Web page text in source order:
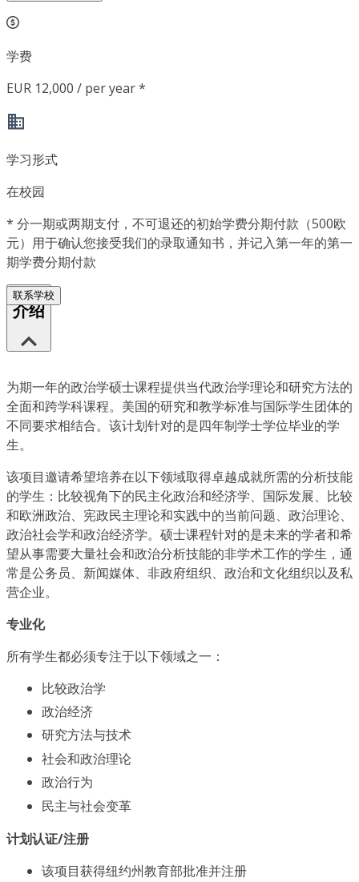
学费
EUR 12,000 / per year *
学习形式
在校园
* 分一期或两期支付，不可退还的初始学费分期付款（500欧
元）用于确认您接受我们的录取通知书，并记入第一年的第一
期学费分期付款
联系学校
介绍
为期一年的政治学硕士课程提供当代政治学理论和研究方法的
全面和跨学科课程。美国的研究和教学标准与国际学生团体的
不同要求相结合。该计划针对的是四年制学士学位毕业的学
生。
该项目邀请希望培养在以下领域取得卓越成就所需的分析技能
的学生：比较视角下的民主化政治和经济学、国际发展、比较
和欧洲政治、宪政民主理论和实践中的当前问题、政治理论、
政治社会学和政治经济学。硕士课程针对的是未来的学者和希
望从事需要大量社会和政治分析技能的非学术工作的学生，通
常是公务员、新闻媒体、非政府组织、政治和文化组织以及私
营企业。
专业化
所有学生都必须专注于以下领域之一：
比较政治学
政治经济
研究方法与技术
社会和政治理论
政治行为
民主与社会变革
计划认证/注册
该项目获得纽约州教育部批准并注册